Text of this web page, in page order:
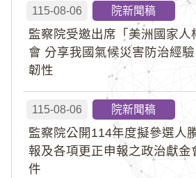
115-08-06 院新聞稿
監察院受邀出席「美洲國家人
會 分享我國氣候災害防治經
韌性
115-08-06 院新聞稿
監察院公開114年度擬參選人
報及各項更正申報之政治獻金
件